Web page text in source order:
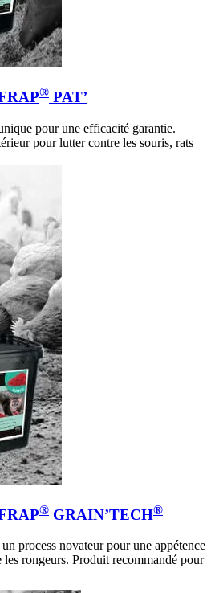
® PAT’
pour une efficacité garantie.
pour lutter contre les souris, rats
® GRAIN’TECH®
novateur pour une appétence
rongeurs. Produit recommandé pour